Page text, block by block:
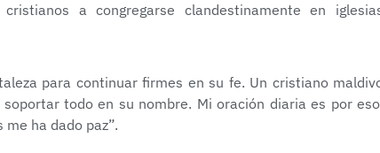
a congregarse clandestinamente en
para continuar firmes en su fe. Un cristiano
todo en su nombre. Mi oración diaria es por
ha dado paz”.